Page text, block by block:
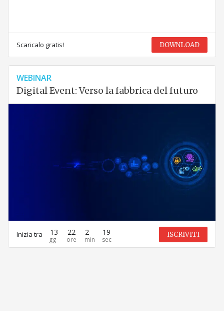
Scaricalo gratis! DOWNLOAD
WEBINAR
Digital Event: Verso la fabbrica del futuro
Inizia tra 13 22 2 19 ISCRIVITI